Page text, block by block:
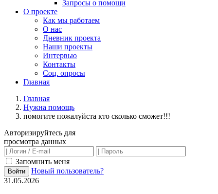
Запросы о помощи
О проекте
Как мы работаем
О нас
Дневник проекта
Наши проекты
Интервью
Контакты
Соц. опросы
Главная
Главная
Нужна помощь
помогите пожалуйста кто сколько сможет!!!
Авторизируйтесь для
просмотра данных
Запомнить меня
Войти
Новый пользователь?
31.05.2026